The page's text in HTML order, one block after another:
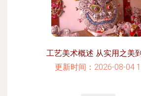
工艺美术概述 从实用之美
更新时间：2026-08-04